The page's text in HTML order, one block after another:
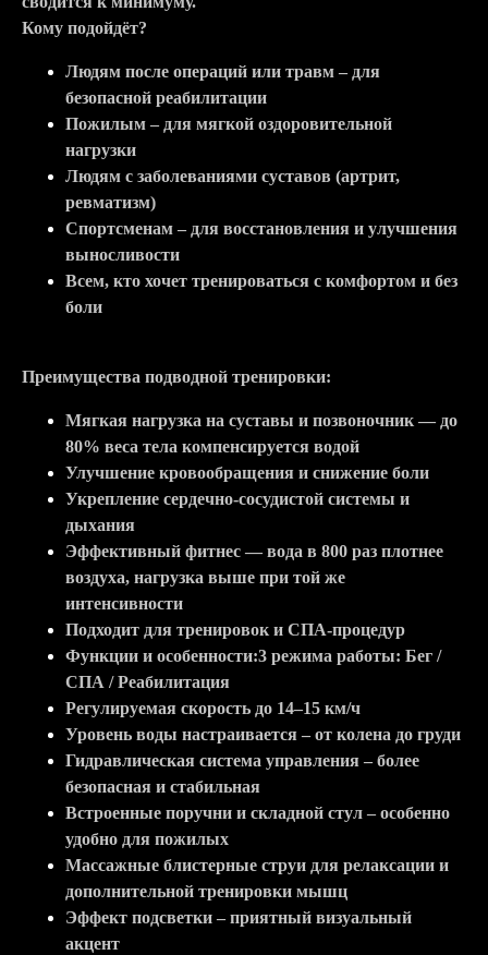
Кому подойдёт?
Людям после операций или травм – для
безопасной реабилитации
Пожилым – для мягкой оздоровительной
нагрузки
Людям с заболеваниями суставов (артрит,
ревматизм)
Спортсменам – для восстановления и улучшения
выносливости
Всем, кто хочет тренироваться с комфортом и без
боли
Преимущества подводной тренировки:
Мягкая нагрузка на суставы и позвоночник — до
80% веса тела компенсируется водой
Улучшение кровообращения и снижение боли
Укрепление сердечно-сосудистой системы и
дыхания
Эффективный фитнес — вода в 800 раз плотнее
воздуха, нагрузка выше при той же
интенсивности
Подходит для тренировок и СПА-процедур
Функции и особенности:3 режима работы: Бег /
СПА / Реабилитация
Регулируемая скорость до 14–15 км/ч
Уровень воды настраивается – от колена до груди
Гидравлическая система управления – более
безопасная и стабильная
Встроенные поручни и складной стул – особенно
удобно для пожилых
Массажные блистерные струи для релаксации и
дополнительной тренировки мышц
Эффект подсветки – приятный визуальный
акцент